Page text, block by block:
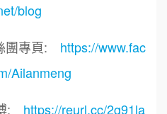
blog
團專頁: https://www.fac
Ailanmeng
: https://reurl.cc/2g91la